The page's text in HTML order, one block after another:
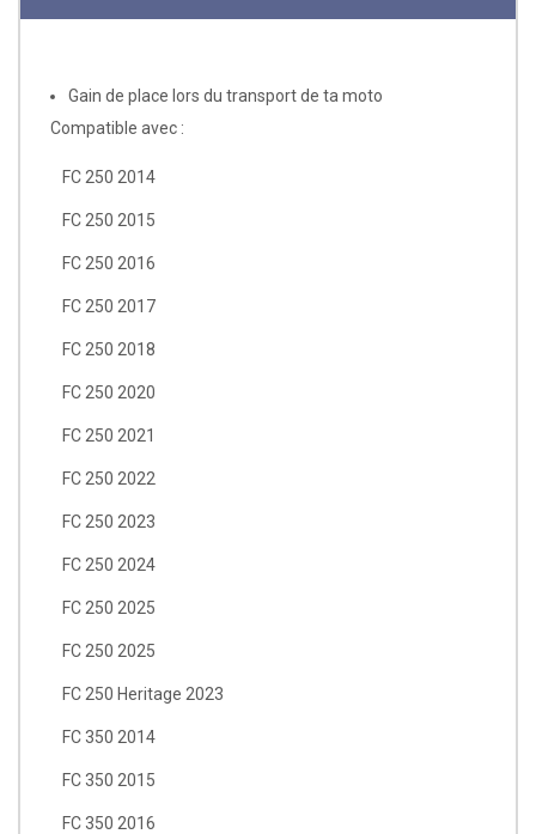
Gain de place lors du transport de ta moto
Compatible avec :
FC 250 2014
FC 250 2015
FC 250 2016
FC 250 2017
FC 250 2018
FC 250 2020
FC 250 2021
FC 250 2022
FC 250 2023
FC 250 2024
FC 250 2025
FC 250 2025
FC 250 Heritage 2023
FC 350 2014
FC 350 2015
FC 350 2016